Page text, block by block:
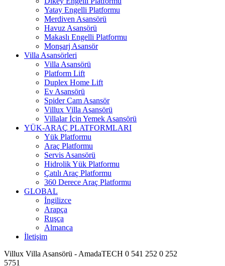
Yatay Engelli Platformu
Merdiven Asansörü
Havuz Asansörü
Makaslı Engelli Platformu
Monşarj Asansör
Villa Asansörleri
Villa Asansörü
Platform Lift
Duplex Home Lift
Ev Asansörü
Spider Cam Asansör
Villux Villa Asansörü
Villalar İçin Yemek Asansörü
YÜK-ARAÇ PLATFORMLARI
Yük Platformu
Araç Platformu
Servis Asansörü
Hidrolik Yük Platformu
Çatılı Araç Platformu
360 Derece Araç Platformu
GLOBAL
İngilizce
Arapça
Ruşça
Almanca
İletişim
Villux Villa Asansörü - AmadaTECH 0 541 252 0 252
5751